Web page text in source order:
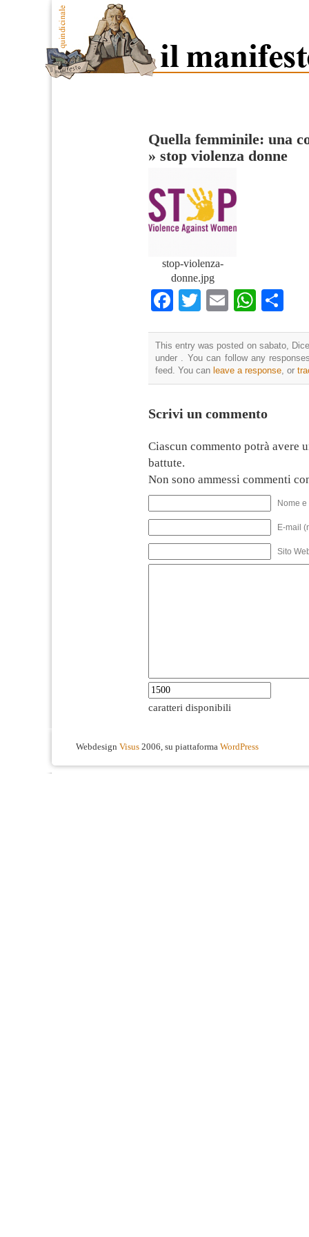
Quella femminile: una
» stop violenza donne
stop-violenza-
donne.jpg
Facebook
TwitterEmail
This entry was posted on sabato,
under . You can follow any
feed. You can leave a response, or
Scrivi un commento
Ciascun commento potrà avere
battute.
Non sono ammessi commenti
Nome
E-mail
Sito
caratteri disponibili
Webdesign Visus 2006, su piattaforma WordPress